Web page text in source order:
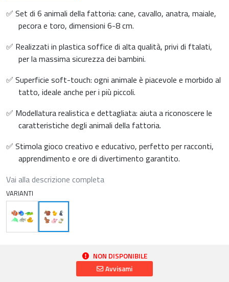
✅ Set di 6 animali della fattoria: cane, cavallo, anatra, maiale,
pecora e toro, dimensioni 6-8 cm.
✅ Realizzati in plastica soffice di alta qualità, privi di ftalati,
per la massima sicurezza dei bambini.
✅ Superficie soft-touch: ogni animale è piacevole e morbido al
tatto, ideale anche per i più piccoli.
✅ Modellatura realistica e dettagliata: aiuta a riconoscere le
caratteristiche degli animali della fattoria.
✅ Stimola gioco creativo e educativo, perfetto per racconti,
apprendimento e ore di divertimento garantito.
Vai alla descrizione completa
VARIANTI
NON DISPONIBILE
Avvisami